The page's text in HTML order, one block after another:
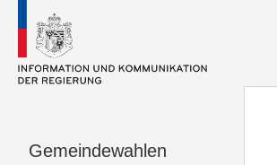
Gemeindewahlen